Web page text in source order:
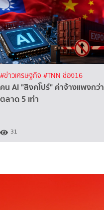
#ข่าวเศรษฐกิจ #TNN ช่อง16
คน AI "สิงคโปร์" ค่าจ้างแพงกว่า
ตลาด 5 เท่า
31